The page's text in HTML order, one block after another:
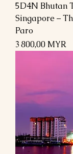
5D4N Bhutan
Singapore –
Paro
Prix
3 800,00 MYR